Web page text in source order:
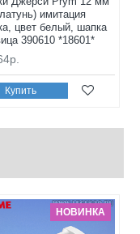
имитация
цвет белый, шапка
390610 *18601*
Купить
НОВИНКА